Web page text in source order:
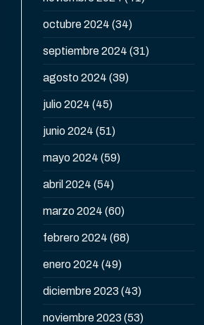
octubre 2024 (34)
septiembre 2024 (31)
agosto 2024 (39)
julio 2024 (45)
junio 2024 (51)
mayo 2024 (59)
abril 2024 (54)
marzo 2024 (60)
febrero 2024 (68)
enero 2024 (49)
diciembre 2023 (43)
noviembre 2023 (53)